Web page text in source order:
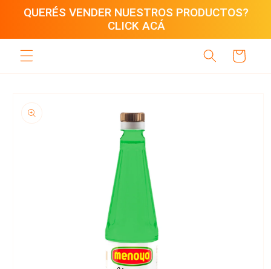
QUERÉS VENDER NUESTROS PRODUCTOS?
CLICK ACÁ
directamente
Carrito
a la
información